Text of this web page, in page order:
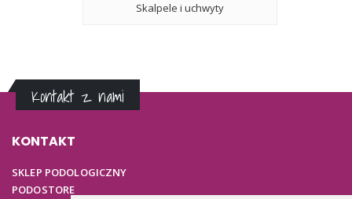
Skalpele i uchwyty
Kontakt z nami
KONTAKT
SKLEP PODOLOGICZNY
PODOSTORE